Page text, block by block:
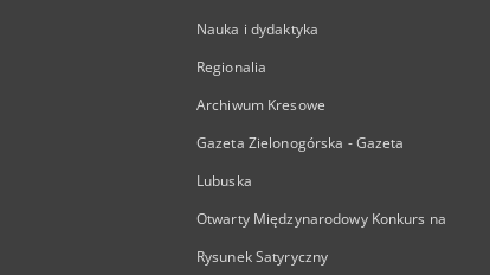
Nauka i dydaktyka
Regionalia
Archiwum Kresowe
Gazeta Zielonogórska - Gazeta
Lubuska
Otwarty Międzynarodowy Konkurs na
Rysunek Satyryczny